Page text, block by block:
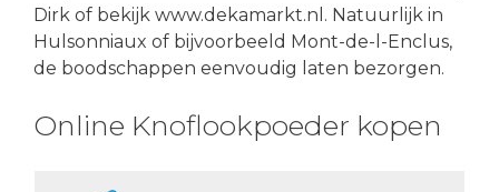
Dirk of bekijk www.dekamarkt.nl. Natuurlijk in
Hulsonniaux of bijvoorbeeld Mont-de-l-Enclus,
de boodschappen eenvoudig laten bezorgen.
Online Knoflookpoeder kopen